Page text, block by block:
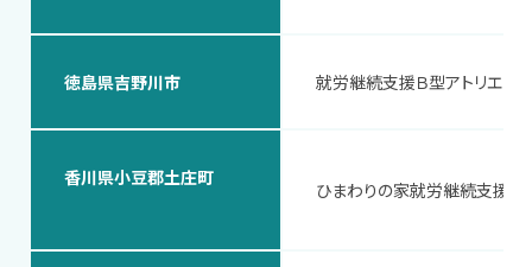
徳島県吉野川市 就労継続支援Ｂ型アトリエひ
香川県小豆郡土庄町
ひまわりの家就労継続支援Ｂ